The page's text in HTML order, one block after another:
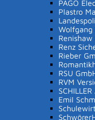
PAGO
Plastro
Wolfgang
Renishaw
Renz
Rieber
RSU
RVM
Emil
Elternabend für die
16.09.2026 - 13.30 Uhr
Einschulung
(Alle Termine Stand 01-
Für die